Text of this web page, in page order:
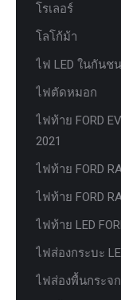
โรเลอร์
โลโก้ม้า
ไฟ LED ในกันช
ไฟตัดหมอก
ไฟท้าย FORD
2021
ไฟท้าย FORD
ไฟท้าย FORD
ไฟท้าย LED
ไฟส่องกระบะ
ไฟส่องพื้นกระจก